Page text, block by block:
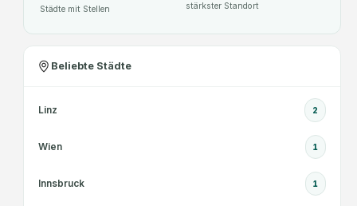
Städte mit Stellen stärkster Standort
Beliebte Städte
Linz 2
Wien 1
Innsbruck 1